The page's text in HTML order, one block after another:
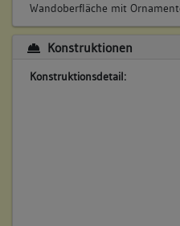
Ausstattung
9. Bauphase:
Wandoberfläche mit
Konstruktionen
Konstruktionsdetail: